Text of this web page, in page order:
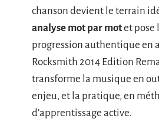
chanson devient le terrain
analyse mot par motet pose
progression authentique en
Rocksmith 2014 Edition
transforme la musique en
enjeu, et la pratique, en
d’apprentissage active.